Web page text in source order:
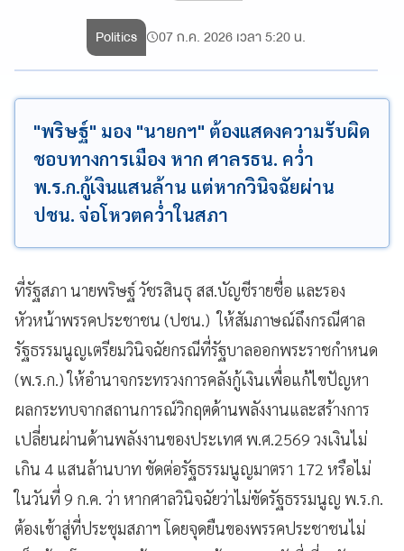
Politics 07 ก.ค. 2026 เวลา 5:20 น.
"พริษฐ์" มอง "นายกฯ" ต้องแสดงความรับผิด
ชอบทางการเมือง หาก ศาลรธน. คว่ำ
พ.ร.ก.กู้เงินแสนล้าน แต่หากวินิจฉัยผ่าน
ปชน. จ่อโหวตคว่ำในสภา
ที่รัฐสภา นายพริษฐ์ วัชรสินธุ สส.บัญชีรายชื่อ และรอง
หัวหน้าพรรคประชาชน (ปชน.) ให้สัมภาษณ์ถึงกรณีศาล
รัฐธรรมนูญเตรียมวินิจฉัยกรณีที่รัฐบาลออกพระราชกำหนด
(พ.ร.ก.) ให้อำนาจกระทรวงการคลังกู้เงินเพื่อแก้ไขปัญหา
ผลกระทบจากสถานการณ์วิกฤตด้านพลังงานและสร้างการ
เปลี่ยนผ่านด้านพลังงานของประเทศ พ.ศ.2569 วงเงินไม่
เกิน 4 แสนล้านบาท ขัดต่อรัฐธรรมนูญมาตรา 172 หรือไม่
ในวันที่ 9 ก.ค. ว่า หากศาลวินิจฉัยว่าไม่ขัดรัฐธรรมนูญ พ.ร.ก.
ต้องเข้าสู่ที่ประชุมสภาฯ โดยจุดยืนของพรรคประชาชนไม่